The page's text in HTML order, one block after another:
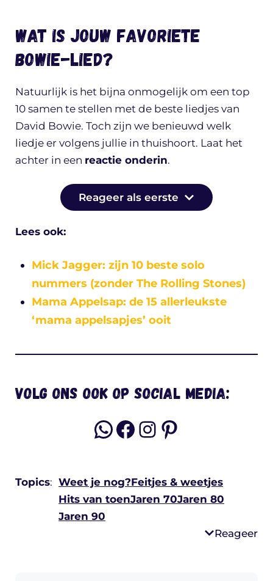
Wat is jouw favoriete
Bowie-lied?
Natuurlijk is het bijna onmogelijk om een top
10 samen te stellen met de beste liedjes van
David Bowie. Toch zijn we benieuwd welk
liedje er volgens jullie in thuishoort. Laat het
achter in een reactie onderin.
Reageer als eerste
Lees ook:
Mick Jagger: zijn 10 beste solo
nummers (zonder The Rolling Stones)
Mama Appelsap: de 15 allerleukste
‘mama appelsapjes’ ooit
Volg ons ook op social media:
WhatsApp
Facebook
Instagram
Pinterest
Topics: Weet je nog?Feitjes & weetjes
Hits van toenJaren 70Jaren 80
Jaren 90
Reageer